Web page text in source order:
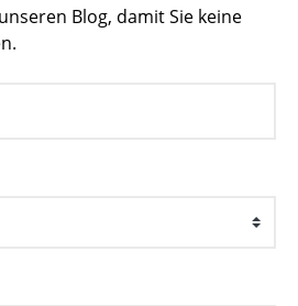
Blog, damit Sie keine